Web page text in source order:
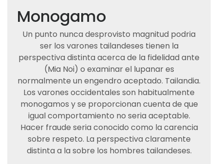
Monogamo
Un punto nunca desprovisto magnitud podri­a
ser los varones tailandeses tienen la
perspectiva distinta acerca de la fidelidad ante
(Mia Noi) o examinar el lupanar es
normalmente un engendro aceptado. Tailandia.
Los varones occidentales son habitualmente
monogamos y se proporcionan cuenta de que
igual comportamiento no seri­a aceptable.
Hacer fraude seri­a conocido como la carencia
sobre respeto. La perspectiva claramente
distinta a la sobre los hombres tailandeses.